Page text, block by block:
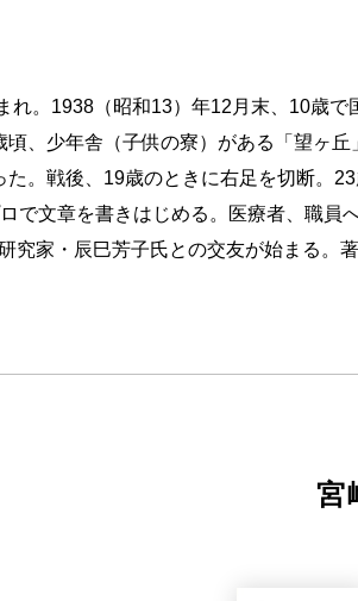
れ。1938（昭和13）年12月末、10歳
、少年舎（子供の寮）がある「望ヶ
。戦後、19歳のときに右足を切断。
で文章を書きはじめる。医療者、職
究家・辰巳芳子氏との交友が始まる。
宮